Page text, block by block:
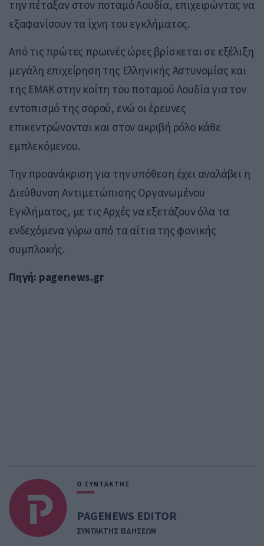
την πέταξαν στον ποταμό Λουδία, επιχειρώντας να
εξαφανίσουν τα ίχνη του εγκλήματος.
Από τις πρώτες πρωινές ώρες βρίσκεται σε εξέλιξη
μεγάλη επιχείρηση της Ελληνικής Αστυνομίας και
της ΕΜΑΚ στην κοίτη του ποταμού Λουδία για τον
εντοπισμό της σορού, ενώ οι έρευνες
επικεντρώνονται και στον ακριβή ρόλο κάθε
εμπλεκόμενου.
Την προανάκριση για την υπόθεση έχει αναλάβει η
Διεύθυνση Αντιμετώπισης Οργανωμένου
Εγκλήματος, με τις Αρχές να εξετάζουν όλα τα
ενδεχόμενα γύρω από τα αίτια της φονικής
συμπλοκής.
Πηγή: pagenews.gr
Ο ΣΥΝΤΑΚΤΗΣ
PAGENEWS EDITOR
ΣΥΝΤΑΚΤΗΣ ΕΙΔΗΣΕΩΝ